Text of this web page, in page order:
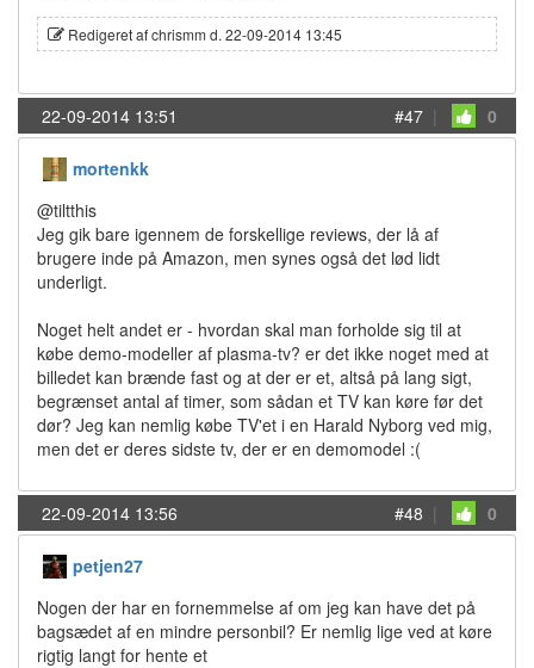
Redigeret af chrismm d. 22-09-2014 13:45
22-09-2014 13:51 #47 | 0
mortenkk
@tiltthis
Jeg gik bare igennem de forskellige reviews, der lå af
brugere inde på Amazon, men synes også det lød lidt
underligt.
Noget helt andet er - hvordan skal man forholde sig til at
købe demo-modeller af plasma-tv? er det ikke noget med at
billedet kan brænde fast og at der er et, altså på lang sigt,
begrænset antal af timer, som sådan et TV kan køre før det
dør? Jeg kan nemlig købe TV'et i en Harald Nyborg ved mig,
men det er deres sidste tv, der er en demomodel :(
22-09-2014 13:56 #48 | 0
petjen27
Nogen der har en fornemmelse af om jeg kan have det på
bagsædet af en mindre personbil? Er nemlig lige ved at køre
rigtig langt for hente et